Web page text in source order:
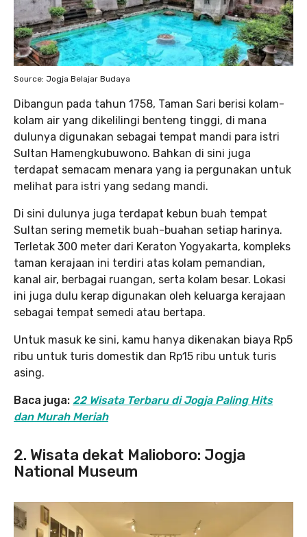
Source: Jogja Belajar Budaya
Dibangun pada tahun 1758, Taman Sari berisi kolam-
kolam air yang dikelilingi benteng tinggi, di mana
dulunya digunakan sebagai tempat mandi para istri
Sultan Hamengkubuwono. Bahkan di sini juga
terdapat semacam menara yang ia pergunakan untuk
melihat para istri yang sedang mandi.
Di sini dulunya juga terdapat kebun buah tempat
Sultan sering memetik buah-buahan setiap harinya.
Terletak 300 meter dari Keraton Yogyakarta, kompleks
taman kerajaan ini terdiri atas kolam pemandian,
kanal air, berbagai ruangan, serta kolam besar. Lokasi
ini juga dulu kerap digunakan oleh keluarga kerajaan
sebagai tempat semedi atau bertapa.
Untuk masuk ke sini, kamu hanya dikenakan biaya Rp5
ribu untuk turis domestik dan Rp15 ribu untuk turis
asing.
Baca juga: 22 Wisata Terbaru di Jogja Paling Hits
dan Murah Meriah
2. Wisata dekat Malioboro: Jogja
National Museum